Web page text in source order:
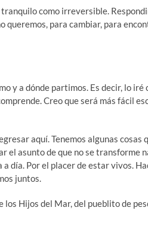
como irreversible.
para cambiar, para
y a dónde partimos. Es decir, lo iré
Creo que será más fácil
aquí. Tenemos algunas cosas
asunto de que no se transforme
día. Por el placer de estar vivos.
juntos.
Hijos del Mar, del pueblito de